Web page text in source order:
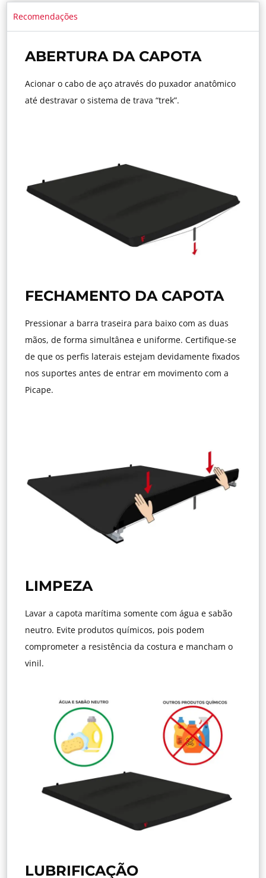
Recomendações
ABERTURA DA CAPOTA
Acionar o cabo de aço através do puxador anatômico
até destravar o sistema de trava “trek”.
FECHAMENTO DA CAPOTA
Pressionar a barra traseira para baixo com as duas
mãos, de forma simultânea e uniforme. Certifique-se
de que os perfis laterais estejam devidamente fixados
nos suportes antes de entrar em movimento com a
Picape.
LIMPEZA
Lavar a capota marítima somente com água e sabão
neutro. Evite produtos químicos, pois podem
comprometer a resistência da costura e mancham o
vinil.
LUBRIFICAÇÃO